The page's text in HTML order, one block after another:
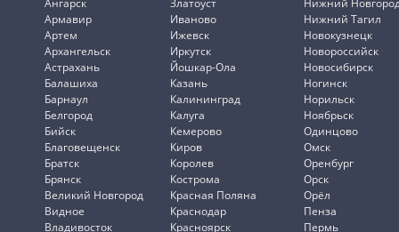
Ангарск
Армавир
Артем
Архангельск
Астрахань
Балашиха
Барнаул
Белгород
Бийск
Благовещенск
Братск
Брянск
Великий Новгород
Видное
Владивосток
Златоуст
Иваново
Ижевск
Иркутск
Йошкар-Ола
Казань
Калининград
Калуга
Кемерово
Киров
Королев
Кострома
Красная Поляна
Краснодар
Красноярск
Нижний
Нижний Тагил
Новокузнецк
Новороссийск
Новосибирск
Ногинск
Норильск
Ноябрьск
Одинцово
Омск
Оренбург
Орск
Орёл
Пенза
Пермь